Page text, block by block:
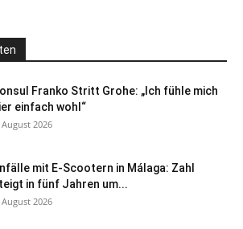
Franko Stritt Grohe: „Ich fühle mich
einfach wohl“
August 2026
mit E-Scootern in Málaga: Zahl
in fünf Jahren um...
August 2026